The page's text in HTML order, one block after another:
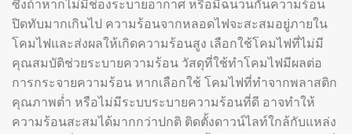
ซึ่งถ้าหากไม่มีช่องระบายอากาศ หรือมีฉนวนกันความร้อน
ปิดทับมากเกินไป ความร้อนจากหลอดไฟจะสะสมอยู่ภายใน
โคมไฟและส่งผลให้เกิดความร้อนสูง เลือกใช้โคมไฟที่ไม่มี
คุณสมบัติช่วยระบายความร้อน วัสดุที่ใช้ทำโคมไฟมีผลต่อ
การกระจายความร้อน หากเลือกใช้ โคมไฟที่ทำจากพลาสติก
คุณภาพต่ำ หรือไม่มีระบบระบายความร้อนที่ดี อาจทำให้
ความร้อนสะสมได้มากกว่าปกติ ติดตั้งดาวน์ไลท์ใกล้กับแหล่ง